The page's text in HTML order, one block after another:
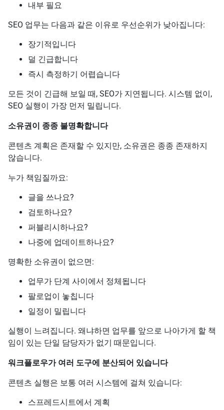
내부 필요
SEO 업무는 다음과 같은 이유로 우선순위가 낮아집니다:
장기적입니다
덜 긴급합니다
즉시 측정하기 어렵습니다
모든 것이 긴급해 보일 때, SEO가 지연됩니다. 시스템 없이,
SEO 실행이 가장 먼저 밀립니다.
소유권이 종종 불명확합니다
콘텐츠 계획은 존재할 수 있지만, 소유권은 종종 존재하지
않습니다.
누가 책임질까요:
글을 쓰나요?
검토하나요?
퍼블리시하나요?
나중에 업데이트하나요?
명확한 소유권이 없으면:
업무가 단계 사이에서 정체됩니다
팔로업이 놓칩니다
일정이 밀립니다
실행이 느려집니다. 왜냐하면 업무를 앞으로 나아가게 할 책
임이 있는 단일 담당자가 없기 때문입니다.
워크플로우가 여러 도구에 분산되어 있습니다
콘텐츠 실행은 보통 여러 시스템에 걸쳐 있습니다:
스프레드시트에서 계획